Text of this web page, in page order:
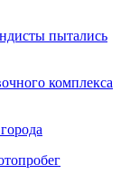
пытались
комплекса